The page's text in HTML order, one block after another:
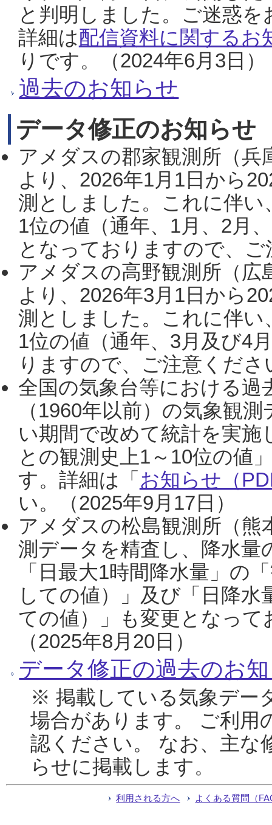
と判明しました。ご迷惑
詳細は配信資料に関するお
りです。（2024年6月3日）
過去のお知らせ
データ修正のお知らせ
アメダスの郡家観測所（
より、2026年1月1日から
測としました。これに伴い
1位の値（通年、1月、2月
となっておりますので、
アメダスの高野観測所（
より、2026年3月1日から
測としました。これに伴い
1位の値（通年、3月及び4
りますので、ご注意くだ
全国の気象台等における過
（1960年以前）の気象観
い期間で改めて統計を実
との観測史上1～10位の値
す。詳細は「 お知らせ（
い。（2025年9月17日）
アメダスの松島観測所（熊
測データを精査し、降水
「日最大1時間降水量」の
しての値）」及び「日降
ての値）」も変更となっ
（2025年8月20日）
データ修正の過去のお
※ 掲載している気象デー
場合があります。 ご利用
認ください。 なお、主な
らせに掲載します。
利用される方へ よくある質問（